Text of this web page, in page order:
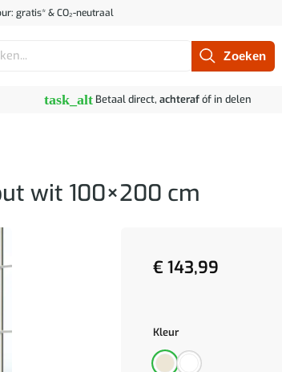
gratis* & CO₂-neutraal
task_alt Betaal direct, achterafóf in delen
wit 100×200 cm
€ 143,99
Kleur